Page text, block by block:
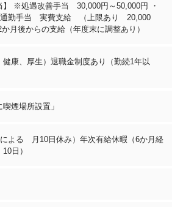
】 ※処遇改善手当 30,000円～50,000円 ・
勤手当 実費支給 （上限あり 20,000
月後からの支給（年度末に調整あり）
康、厚生）退職金制度あり（勤続1年以
煙場所設置」
よる 月10日休み）年次有給休暇（6か月経
日）